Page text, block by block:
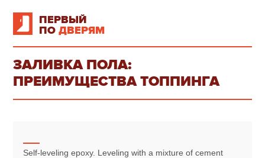
ПЕРВЫЙ
ПО ДВЕРЯМ
ЗАЛИВКА ПОЛА:
ПРЕИМУЩЕСТВА ТОППИНГА
Self-leveling epoxy. Leveling with a mixture of cement